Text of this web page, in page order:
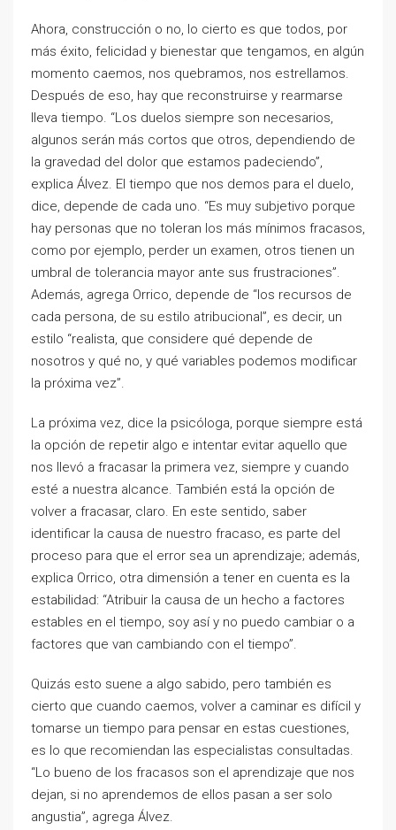
Ahora, construcción o no, lo cierto es que todos, por
más éxito, felicidad y bienestar que tengamos, en algún
momento caemos, nos quebramos, nos estrellamos.
Después de eso, hay que reconstruirse y rearmarse
lleva tiempo. “Los duelos siempre son necesarios,
algunos serán más cortos que otros, dependiendo de
la gravedad del dolor que estamos padeciendo”,
explica Álvez. El tiempo que nos demos para el duelo,
dice, depende de cada uno. “Es muy subjetivo porque
hay personas que no toleran los más mínimos fracasos,
como por ejemplo, perder un examen, otros tienen un
umbral de tolerancia mayor ante sus frustraciones”.
Además, agrega Orrico, depende de “los recursos de
cada persona, de su estilo atribucional”, es decir, un
estilo “realista, que considere qué depende de
nosotros y qué no, y qué variables podemos modificar
la próxima vez”.
La próxima vez, dice la psicóloga, porque siempre está
la opción de repetir algo e intentar evitar aquello que
nos llevó a fracasar la primera vez, siempre y cuando
esté a nuestra alcance. También está la opción de
volver a fracasar, claro. En este sentido, saber
identificar la causa de nuestro fracaso, es parte del
proceso para que el error sea un aprendizaje; además,
explica Orrico, otra dimensión a tener en cuenta es la
estabilidad: “Atribuir la causa de un hecho a factores
estables en el tiempo, soy así y no puedo cambiar o a
factores que van cambiando con el tiempo”.
Quizás esto suene a algo sabido, pero también es
cierto que cuando caemos, volver a caminar es difícil y
tomarse un tiempo para pensar en estas cuestiones,
es lo que recomiendan las especialistas consultadas.
“Lo bueno de los fracasos son el aprendizaje que nos
dejan, si no aprendemos de ellos pasan a ser solo
angustia”, agrega Álvez.